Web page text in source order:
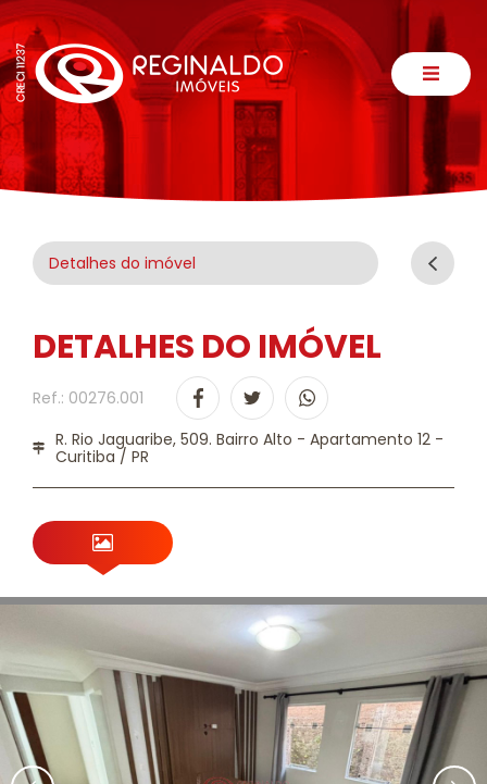
Detalhes do imóvel
DETALHES DO IMÓVEL
Ref.: 00276.001
R. Rio Jaguaribe, 509. Bairro Alto - Apartamento 12 -
Curitiba / PR